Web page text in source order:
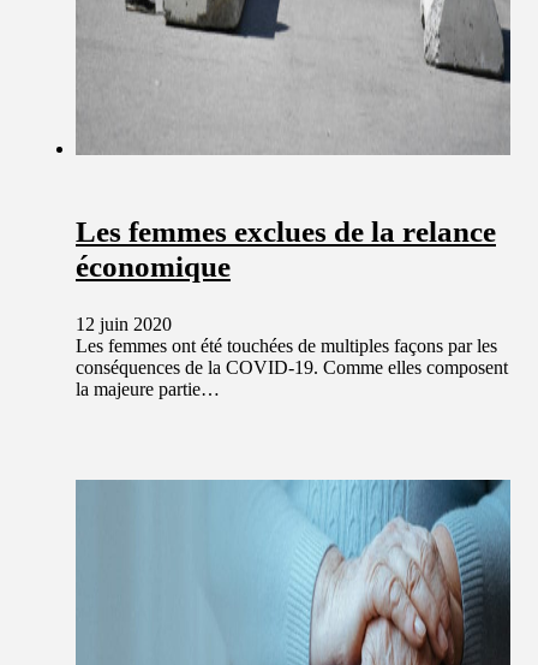
Les femmes exclues de la relance
économique
12 juin 2020
Les femmes ont été touchées de multiples façons par les
conséquences de la COVID-19. Comme elles composent
la majeure partie…